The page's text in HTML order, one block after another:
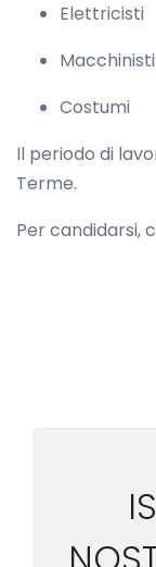
Elettricisti
Macchinisti
Costumi
Il periodo di
Terme.
Per candidarsi,